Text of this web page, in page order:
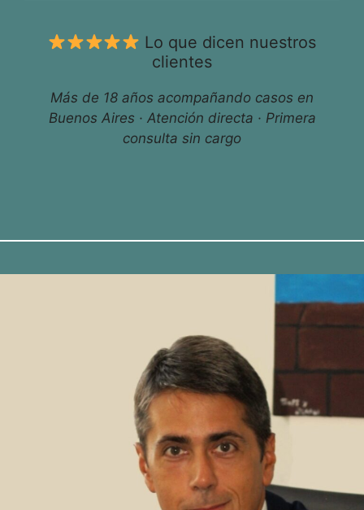
Lo que dicen nuestros
clientes
Más de 18 años acompañando casos en
Buenos Aires · Atención directa · Primera
consulta sin cargo